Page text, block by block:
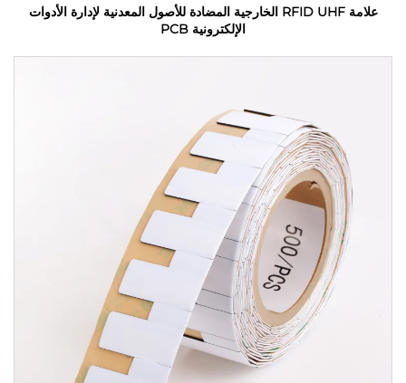
علامة RFID UHF الخارجية المضادة للأصول المعدنية لإدارة الأدوات
الإلكترونية PCB